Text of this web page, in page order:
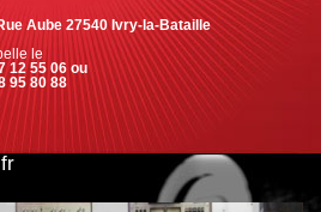
Aube 27540 Ivry-la-Bataille
le
12 55 06 ou
95 80 88